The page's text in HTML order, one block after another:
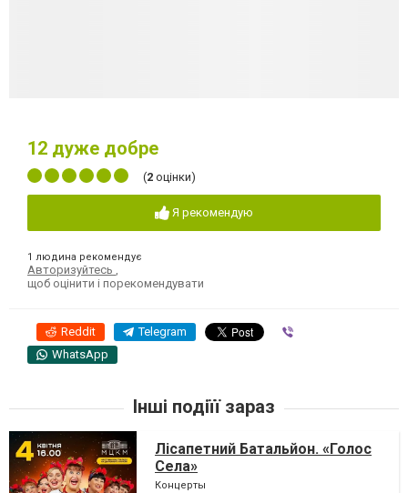
12 дуже добре
(2 оцінки)
Я рекомендую
1 людина рекомендує
Авторизуйтесь ,
щоб оцінити і порекомендувати
Reddit Telegram
WhatsApp
Інші подіїї зараз
Лісапетний Батальйон. «Голос
Села»
Концерты